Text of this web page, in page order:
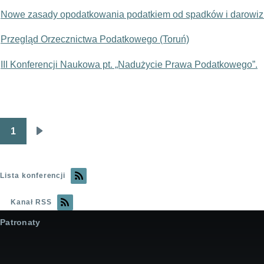
Nowe zasady opodatkowania podatkiem od spadków i
Przegląd Orzecznictwa Podatkowego (Toruń)
III Konferencji Naukowa pt. „Nadużycie Prawa Podatkowego”.
Stronicowanie
1
Lista konferencji
Kanał RSS
Patronaty